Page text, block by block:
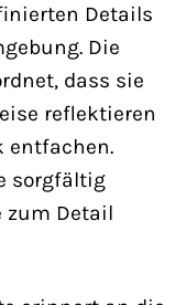
Details
Die
dass sie
reflektieren
entfachen.
sorgfältig
zum Detail